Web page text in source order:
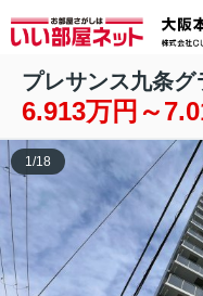
プレサンス九条グ
6.913万円～
1/18